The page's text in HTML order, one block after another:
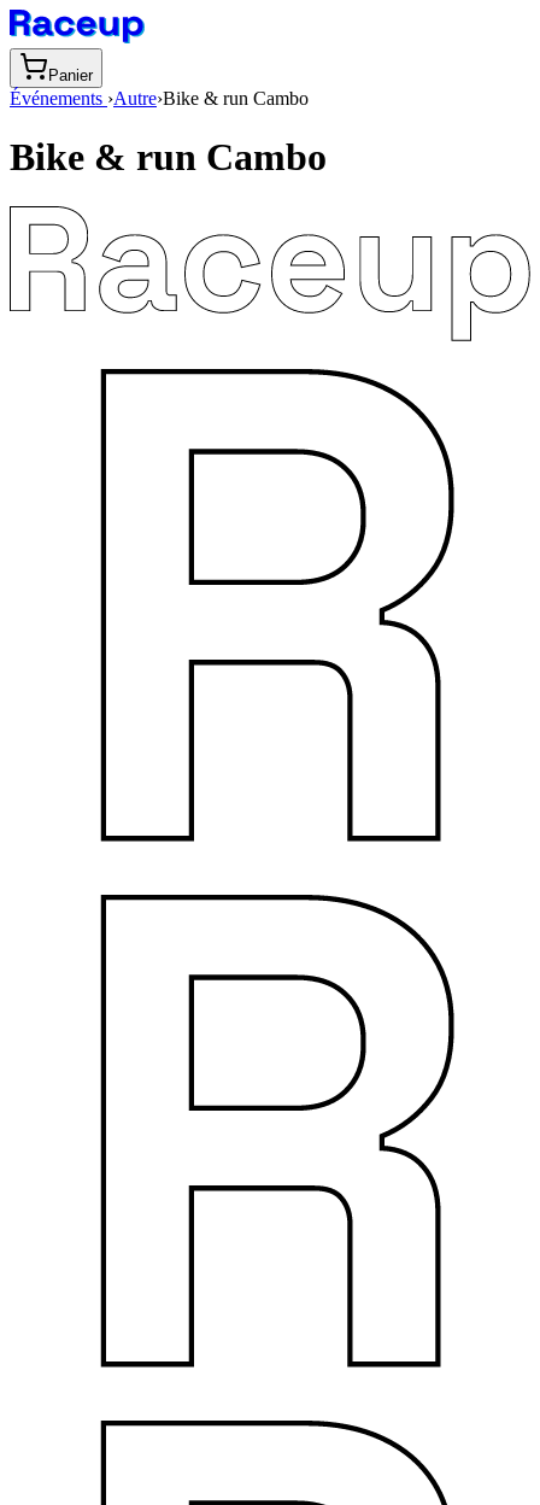
Panier
Événements ›Autre›Bike & run Cambo
Bike & run Cambo